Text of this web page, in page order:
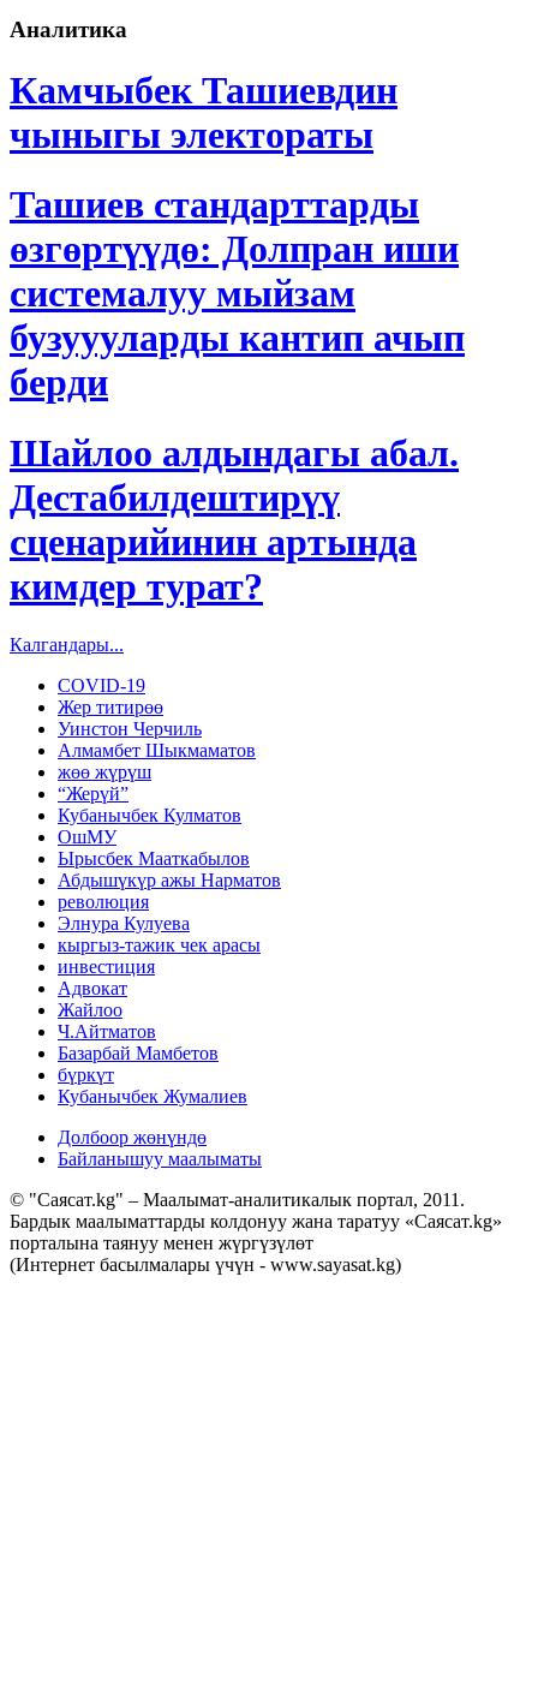
Аналитика
Камчыбек Ташиевдин
чыныгы электораты
Ташиев стандарттарды
өзгөртүүдө: Долпран иши
системалуу мыйзам
бузуууларды кантип ачып
берди
Шайлоо алдындагы абал.
Дестабилдештирүү
сценарийинин артында
кимдер турат?
Калгандары...
COVID-19
Жер титирөө
Уинстон Черчиль
Алмамбет Шыкмаматов
жөө жүрүш
“Жерүй”
Кубанычбек Кулматов
ОшМУ
Ырысбек Мааткабылов
Абдышүкүр ажы Нарматов
революция
Элнура Кулуева
кыргыз-тажик чек арасы
инвестиция
Адвокат
Жайлоо
Ч.Айтматов
Базарбай Мамбетов
бүркүт
Кубанычбек Жумалиев
Долбоор жөнүндө
Байланышуу маалыматы
© "Саясат.kg" – Маалымат-аналитикалык портал, 2011.
Бардык маалыматтарды колдонуу жана таратуу «Саясат.kg»
порталына таянуу менен жүргүзүлөт
(Интернет басылмалары үчүн - www.sayasat.kg)